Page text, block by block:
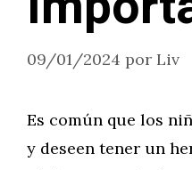
09/01/2024 por Liv
Es común que los
y deseen tener un